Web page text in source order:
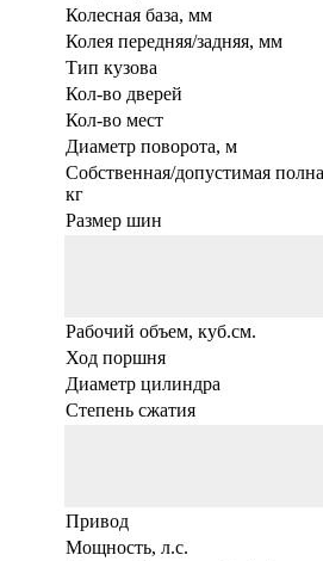
Колесная база, мм
Колея передняя/задняя, мм
Тип кузова
Кол-во дверей
Кол-во мест
Диаметр поворота, м
Собственная/допустимая
кг
Размер шин
Рабочий объем, куб.см.
Ход поршня
Диаметр цилиндра
Степень сжатия
Привод
Мощность, л.с.